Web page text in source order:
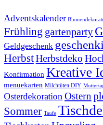
Adventskalender
Frühling gartenparty
Geldgeschenk
HerbstHerbstdeko
Konfirmation Kreative
menuekarten Milchtüten DIY
Osterdekoration Ostern
Sommer Taufe